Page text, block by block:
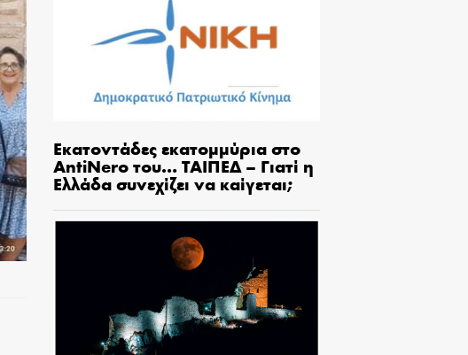
Εκατοντάδες εκατομμύρια στο
AntiNero του… ΤΑΙΠΕΔ – Γιατί η
Ελλάδα συνεχίζει να καίγεται;